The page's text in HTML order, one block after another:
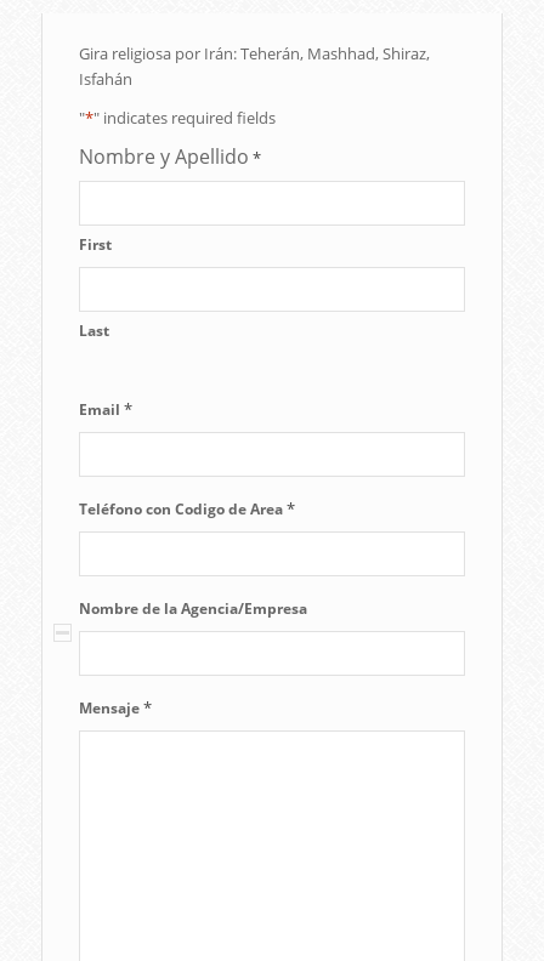
Gira religiosa por Irán: Teherán, Mashhad, Shiraz,
Isfahán
"*" indicates required fields
Nombre y Apellido *
First
Last
Email *
Teléfono con Codigo de Area *
Nombre de la Agencia/Empresa
Mensaje *